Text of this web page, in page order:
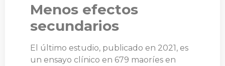
Menos efectos
secundarios
El último estudio, publicado en 2021, es
un ensayo clínico en 679 maoríes en